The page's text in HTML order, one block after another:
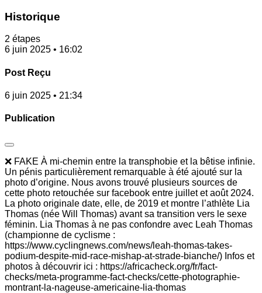
Historique
2 étapes
6 juin 2025 • 16:02
Post Reçu
6 juin 2025 • 21:34
Publication
❌ FAKE À mi-chemin entre la transphobie et la bêtise infinie.
Un pénis particulièrement remarquable à été ajouté sur la
photo d’origine. Nous avons trouvé plusieurs sources de
cette photo retouchée sur facebook entre juillet et août 2024.
La photo originale date, elle, de 2019 et montre l’athlète Lia
Thomas (née Will Thomas) avant sa transition vers le sexe
féminin. Lia Thomas à ne pas confondre avec Leah Thomas
(championne de cyclisme :
https://www.cyclingnews.com/news/leah-thomas-takes-
podium-despite-mid-race-mishap-at-strade-bianche/) Infos et
photos à découvrir ici : https://africacheck.org/fr/fact-
checks/meta-programme-fact-checks/cette-photographie-
montrant-la-nageuse-americaine-lia-thomas